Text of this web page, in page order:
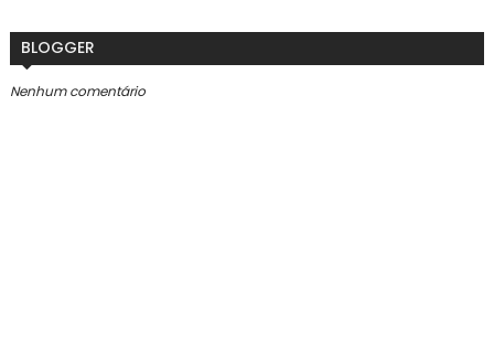
BLOGGER
Nenhum comentário